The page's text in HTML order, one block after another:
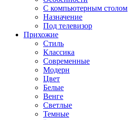
С компьютерным столом
Назначение
Под телевизор
Прихожие
Стиль
Классика
Современные
Модерн
Цвет
Белые
Венге
Светлые
Темные